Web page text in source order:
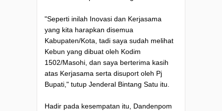
"Seperti inilah Inovasi dan Kerjasama
yang kita harapkan disemua
Kabupaten/Kota, tadi saya sudah melihat
Kebun yang dibuat oleh Kodim
1502/Masohi, dan saya berterima kasih
atas Kerjasama serta disuport oleh Pj
Bupati," tutup Jenderal Bintang Satu itu.
Hadir pada kesempatan itu, Dandenpom